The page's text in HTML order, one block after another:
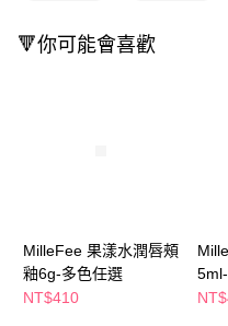
２．便利：只要手機號碼，簡訊認
３．安心：先確認商品／服務後，
後付繳納相關費用。
※ 交易是否成功請以「AFTEE先
是否繳費成功／繳費後需取消欲
客戶支援中心」
https://
全家取貨付款
付款後萊爾富取貨
每筆NT$65，滿NT$490(含以
🔻你可能會喜歡
MilleFee 果漾水潤唇頰
釉6g-多色任選
NT$410